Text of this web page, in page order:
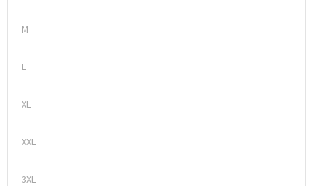
Sporttassen
Toilettassen
Documententassen
Sporttassen
Toilettassen
Documententassen
M
L
XL
XXL
3XL